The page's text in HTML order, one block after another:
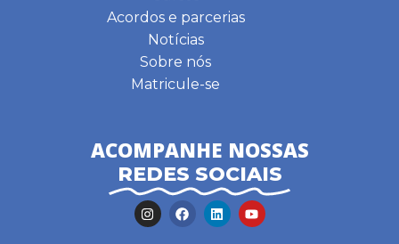
Acordos e parcerias
Notícias
Sobre nós
Matricule-se
ACOMPANHE NOSSAS
REDES SOCIAIS